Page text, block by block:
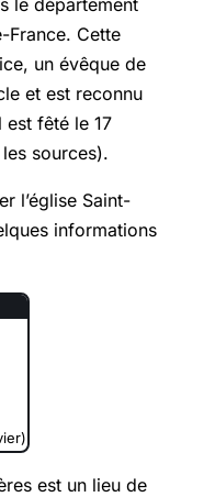
France. Cette
un évêque de
et est reconnu
est fêté le 17
sources).
l’église Saint-
informations
est un lieu de